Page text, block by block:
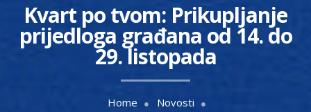
Kvart po tvom: Prikupljanje
prijedloga građana od 14. do
29. listopada
Home
Novosti